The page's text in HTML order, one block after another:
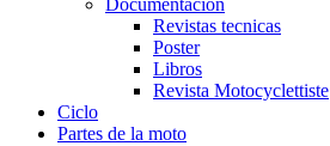
Documentación
Revistas tecnicas
Poster
Libros
Revista Motocyclettiste
Ciclo
Partes de la moto